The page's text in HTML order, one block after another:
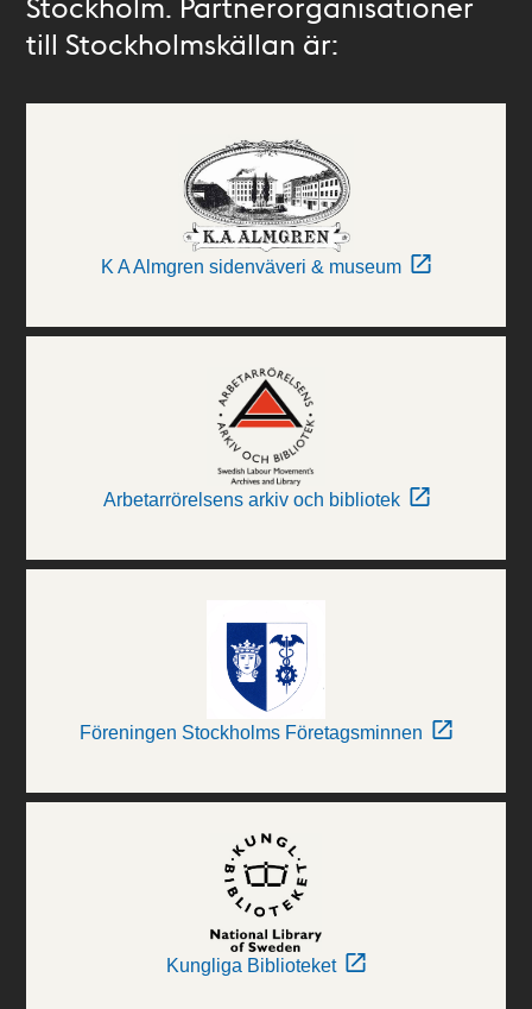
till Stockholmskällan är:
K A Almgren sidenväveri & museum
Arbetarrörelsens arkiv och bibliotek
Föreningen Stockholms Företagsminnen
Kungliga Biblioteket